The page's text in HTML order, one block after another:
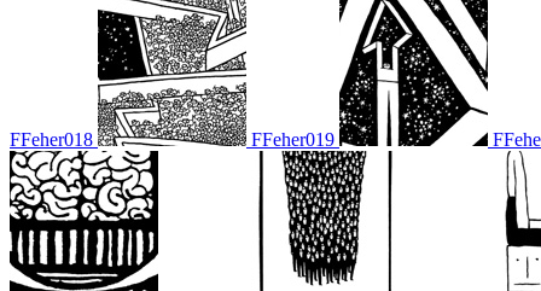
FFeher018 FFeher019